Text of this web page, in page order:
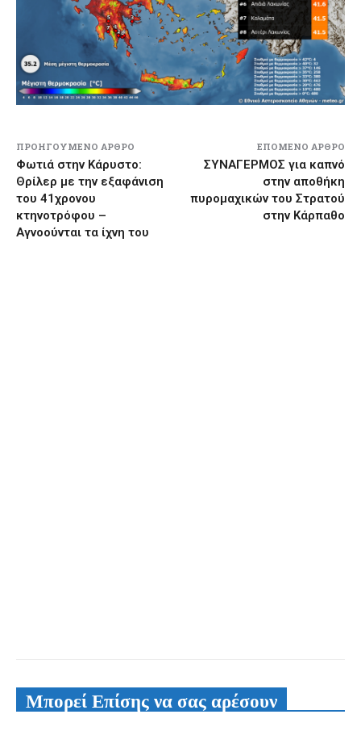
ΠΡΟΗΓΟΎΜΕΝΟ ΆΡΘΡΟ
Φωτιά στην Κάρυστο:
Θρίλερ με την εξαφάνιση
του 41χρονου
κτηνοτρόφου –
Αγνοούνται τα ίχνη του
ΕΠΌΜΕΝΟ ΆΡΘΡΟ
ΣΥΝΑΓΕΡΜΟΣ για καπνό
στην αποθήκη
πυρομαχικών του Στρατού
στην Κάρπαθο
Μπορεί Επίσης να σας αρέσουν